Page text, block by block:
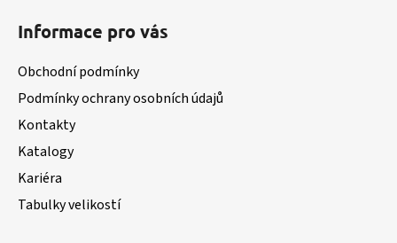
Informace pro vás
Obchodní podmínky
Podmínky ochrany osobních údajů
Kontakty
Katalogy
Kariéra
Tabulky velikostí